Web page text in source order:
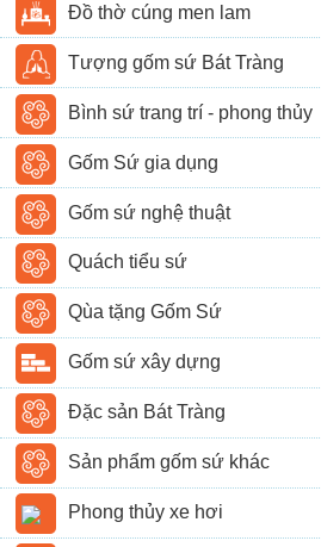
Đồ thờ cúng men lam
Tượng gốm sứ Bát Tràng
Bình sứ trang trí - phong thủy
Gốm Sứ gia dụng
Gốm sứ nghệ thuật
Quách tiểu sứ
Qùa tặng Gốm Sứ
Gốm sứ xây dựng
Đặc sản Bát Tràng
Sản phẩm gốm sứ khác
Phong thủy xe hơi